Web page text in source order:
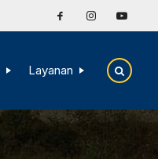
Layanan